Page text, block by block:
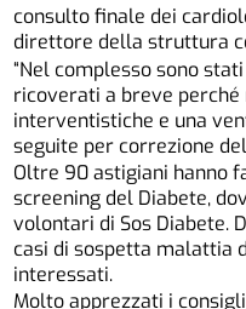
consulto finale dei
direttore della struttura
“Nel complesso sono
ricoverati a breve
interventistiche e una
seguite per correzione
Oltre 90 astigiani hanno
screening del Diabete,
volontari di Sos Diabete.
casi di sospetta malattia
interessati.
Molto apprezzati i